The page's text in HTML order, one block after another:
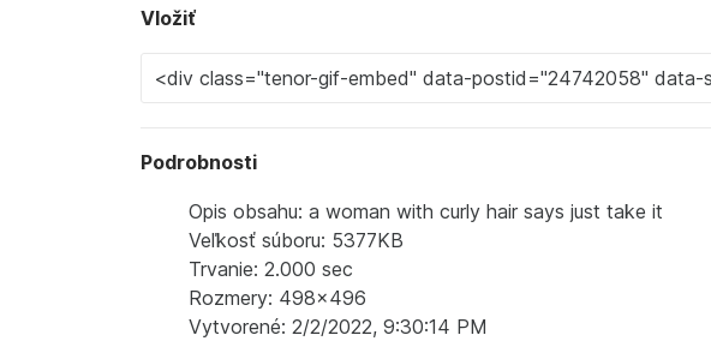
Vložiť
Podrobnosti
Opis obsahu: a woman with curly hair says just take it
Veľkosť súboru: 5377KB
Trvanie: 2.000 sec
Rozmery: 498x496
Vytvorené: 2/2/2022, 9:30:14 PM